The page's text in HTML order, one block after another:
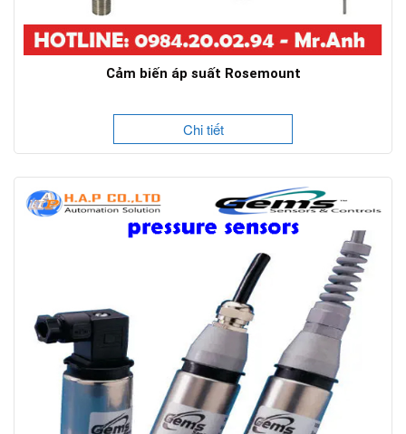
Cảm biến áp suất Rosemount
Chi tiết